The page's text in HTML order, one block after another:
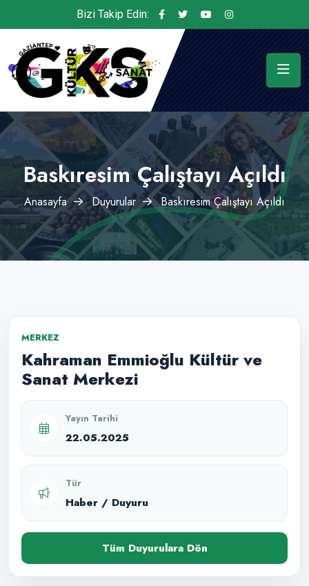
Bizi Takip Edin:
Baskıresim Çalıştayı Açıldı
Anasayfa Duyurular Baskıresim Çalıştayı Açıldı
MERKEZ
Kahraman Emmioğlu Kültür ve
Sanat Merkezi
Yayın Tarihi
22.05.2025
Tür
Haber / Duyuru
Tüm Duyurulara Dön